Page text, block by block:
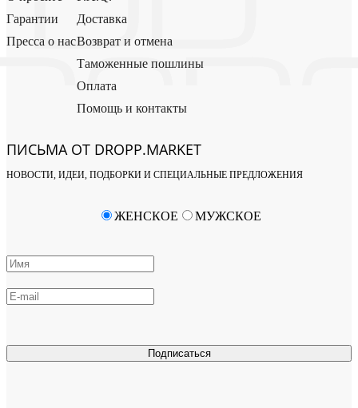
Гарантии
Пресса о нас
Доставка
Возврат и отмена
Таможенные пошлины
Оплата
Помощь и контакты
ПИСЬМА ОТ DROPP.MARKET
НОВОСТИ, ИДЕИ, ПОДБОРКИ И СПЕЦИАЛЬНЫЕ ПРЕДЛОЖЕНИЯ
Подписаться
ЖЕНСКОЕ МУЖСКОЕ